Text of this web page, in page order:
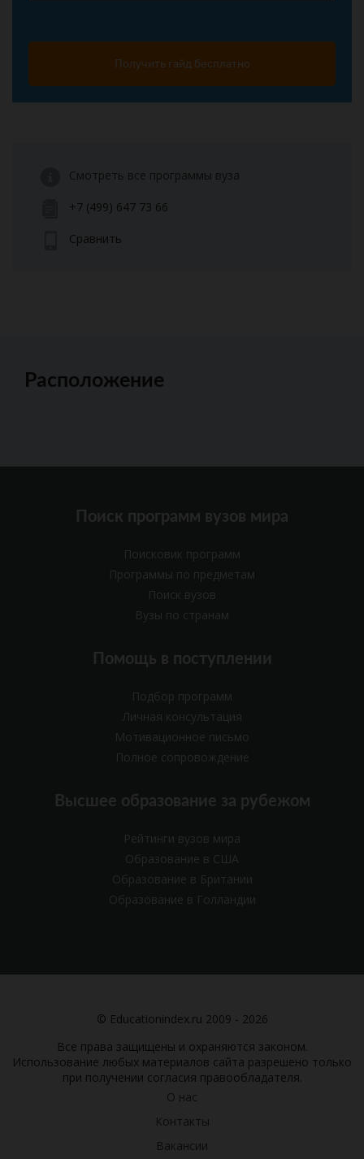
Получить гайд бесплатно
Смотреть все программы вуза
+7 (499) 647 73 66
Сравнить
Расположение
Поиск программ вузов мира
Поисковик программ
Программы по предметам
Поиск вузов
Вузы по странам
Помощь в поступлении
Подбор программ
Личная консультация
Мотивационное письмо
Полное сопровождение
Высшее образование за рубежом
Рейтинги вузов мира
Образование в США
Образование в Британии
Образование в Голландии
© Educationindex.ru 2009 - 2026
Все права защищены и охраняются законом.
Использование любых материалов сайта разрешено только
при получении согласия правообладателя.
О нас
Контакты
Вакансии